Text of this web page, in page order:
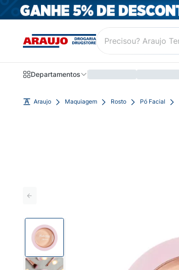
Departamentos
Araujo Maquiagem Rosto Pó Facial